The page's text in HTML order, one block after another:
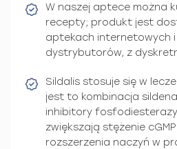
W naszej aptece można
recepty; produkt jest
aptekach internetowych
dystrybutorów, z
Sildalis stosuje się w
jest to kombinacja
inhibitory
zwiększają stężenie
rozszerzenia naczyń w